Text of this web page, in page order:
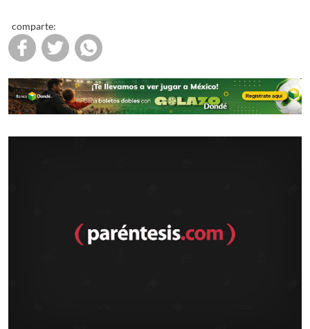
comparte: